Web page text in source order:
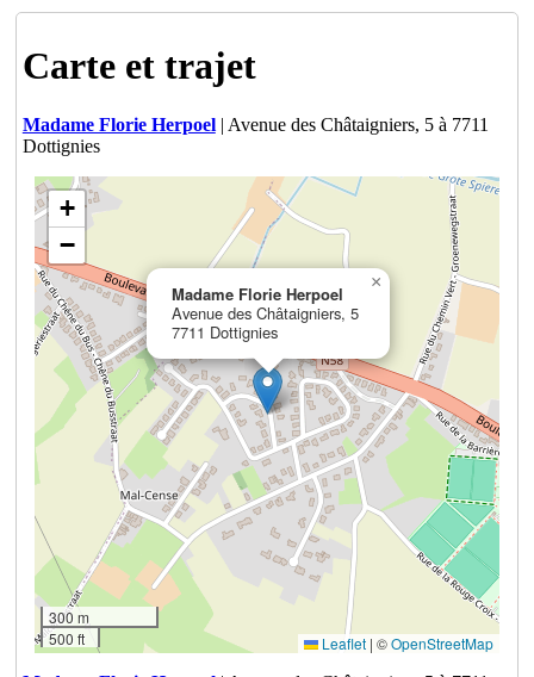
Carte et trajet
Madame Florie Herpoel| Avenue des Châtaigniers, 5 à 7711
Dottignies
Madame Florie Herpoel
Avenue des Châtaigniers, 5
7711 Dottignies
×
+
−
300 m
500 ft
Leaflet | ©OpenStreetMap